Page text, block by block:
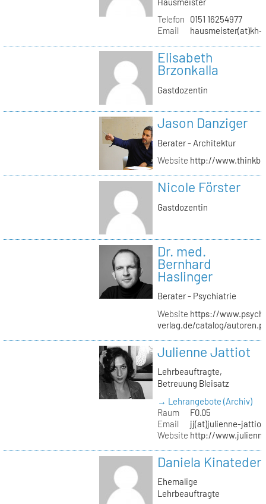
Telefon
0151 16254977
Email
hausmeister(at)kh-
Elisabeth
Brzonkalla
Gastdozentin
Jason Danziger
Berater - Architektur
Website http://
Nicole Förster
Gastdozentin
Dr. med.
Bernhard
Haslinger
Berater - Psychiatrie
Website https://
verlag.de/catalog/
Julienne Jattiot
Lehrbeauftragte,
Betreuung Bleisatz
→ Lehrangebote (Archiv)
Raum
F0.05
Email
jj(at)julienne-
Website http://
Daniela Kinateder
Ehemalige
Lehrbeauftragte